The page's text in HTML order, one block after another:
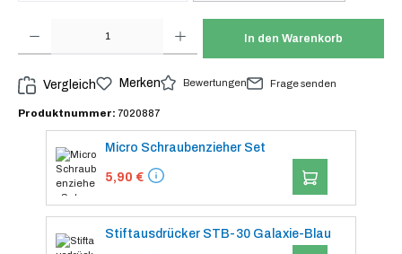
In den Warenkorb
Vergleich Merken Bewertungen Frage senden
Produktnummer: 7020887
Micro Schraubenzieher Set
5,90 € IN DEN
Stiftausdrücker STB-30 Galaxie-Blau